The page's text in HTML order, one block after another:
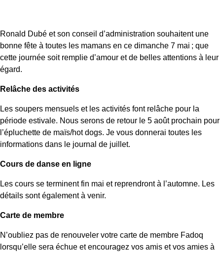
Ronald Dubé et son conseil d’administration souhaitent une
bonne fête à toutes les mamans en ce dimanche 7 mai ; que
cette journée soit remplie d’amour et de belles attentions à leur
égard.
Relâche des activités
Les soupers mensuels et les activités font relâche pour la
période estivale. Nous serons de retour le 5 août prochain pour
l’épluchette de maïs/hot dogs. Je vous donnerai toutes les
informations dans le journal de juillet.
Cours de danse en ligne
Les cours se terminent fin mai et reprendront à l’automne. Les
détails sont également à venir.
Carte de membre
N’oubliez pas de renouveler votre carte de membre Fadoq
lorsqu’elle sera échue et encouragez vos amis et vos amies à